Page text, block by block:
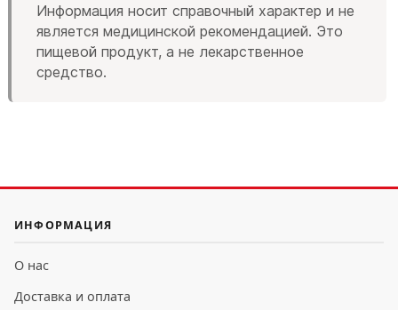
Информация носит справочный характер и не
является медицинской рекомендацией. Это
пищевой продукт, а не лекарственное
средство.
ИНФОРМАЦИЯ
О нас
Доставка и оплата